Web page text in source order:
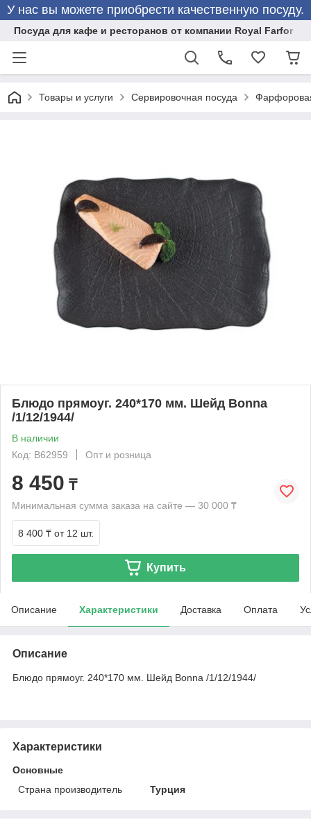
У нас вы можете приобрести качественную посуду.
Посуда для кафе и ресторанов от компании Royal Farfor
Товары и услуги Сервировочная посуда
Блюдо прямоуг. 240*170 мм. Шейд Bonna
/1/12/1944/
В наличии
Код: B62959
Опт и розница
8 450 ₸
Минимальная сумма заказа на сайте — 30 000 ₸
8 400 ₸ от 12 шт.
Купить
Описание Характеристики Доставка Оплата
Описание
Блюдо прямоуг. 240*170 мм. Шейд Bonna /1/12/1944/
Характеристики
Основные
Страна производитель
Турция